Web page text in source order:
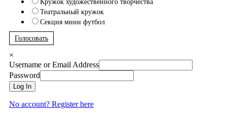
Кружок художественного творчества
Театральный кружок
Секция мини футбол
Голосовать
×
Username or Email Address
Password
Log In
No account? Register here